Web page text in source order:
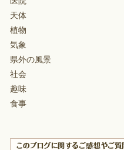
天体
植物
気象
県外の風景
社会
趣味
食事